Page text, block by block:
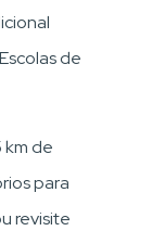
de
km de
para
revisite